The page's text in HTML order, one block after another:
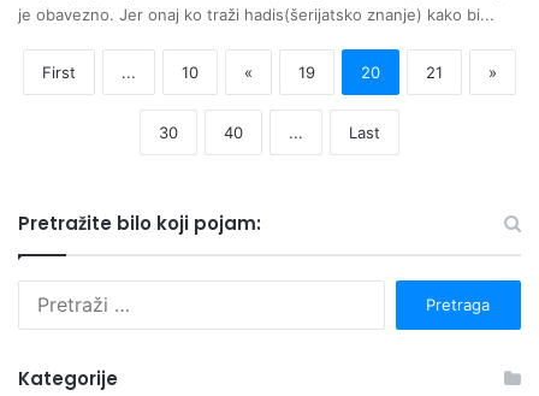
je obavezno. Jer onaj ko traži hadis(šerijatsko znanje) kako bi...
First ... 10 « 19 20 21 »
30 40 ... Last
Pretražite bilo koji pojam:
Kategorije